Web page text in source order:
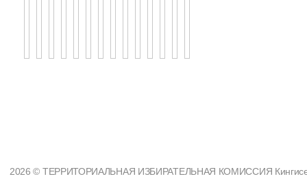
2026 © ТЕРРИТОРИАЛЬНАЯ ИЗБИРАТЕЛЬНАЯ КОМИССИЯ